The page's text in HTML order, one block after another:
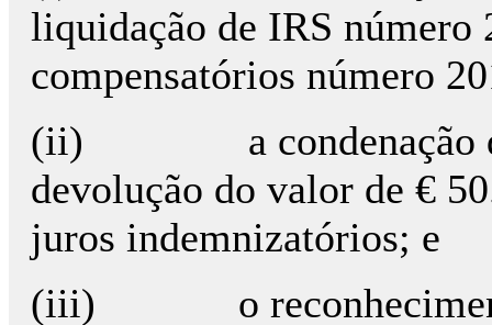
liquidação de IRS
compensatórios número
(ii) a condenação da
devolução do valor de €
juros indemnizatórios; e
(iii) o reconhecimento